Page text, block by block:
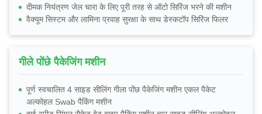
दीमक नियंत्रण जेल चारा के लिए पूरी तरह से ऑटो सिरिंज भरने की मशीन
वैक्यूम सिस्टम और लामिना प्रवाह सुरक्षा के साथ डेस्कटॉप सिरिंज फिलर
गीले पोंछे पैकेजिंग मशीन
पूर्ण स्वचालित 4 साइड सीलिंग गीला पोंछ पैकेजिंग मशीन एकल पैकेट
अल्कोहल Swab पैकिंग मशीन